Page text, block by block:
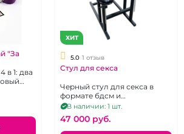
"За
два
ХИТ
5.0 1 отзыв
Стул для секса
Черный стул для секса в
формате бдсм и
гинекологического кресла.
Размеры: 105 x 42 x 17 см.
В наличии: 1 шт.
47 000 pуб.